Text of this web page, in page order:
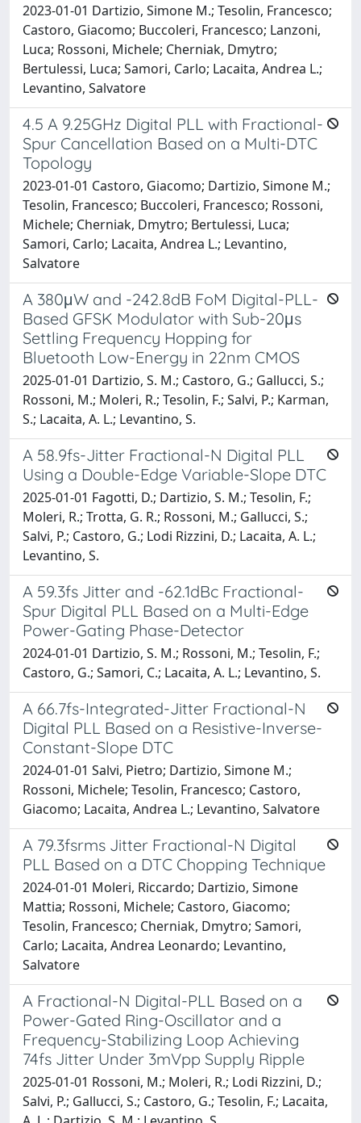
2023-01-01 Dartizio, Simone M.; Tesolin, Francesco;
Castoro, Giacomo; Buccoleri, Francesco; Lanzoni,
Luca; Rossoni, Michele; Cherniak, Dmytro;
Bertulessi, Luca; Samori, Carlo; Lacaita, Andrea L.;
Levantino, Salvatore
4.5 A 9.25GHz Digital PLL with Fractional-
Spur Cancellation Based on a Multi-DTC
Topology
2023-01-01 Castoro, Giacomo; Dartizio, Simone M.;
Tesolin, Francesco; Buccoleri, Francesco; Rossoni,
Michele; Cherniak, Dmytro; Bertulessi, Luca;
Samori, Carlo; Lacaita, Andrea L.; Levantino,
Salvatore
A 380μW and -242.8dB FoM Digital-PLL-
Based GFSK Modulator with Sub-20μs
Settling Frequency Hopping for
Bluetooth Low-Energy in 22nm CMOS
2025-01-01 Dartizio, S. M.; Castoro, G.; Gallucci, S.;
Rossoni, M.; Moleri, R.; Tesolin, F.; Salvi, P.; Karman,
S.; Lacaita, A. L.; Levantino, S.
A 58.9fs-Jitter Fractional-N Digital PLL
Using a Double-Edge Variable-Slope DTC
2025-01-01 Fagotti, D.; Dartizio, S. M.; Tesolin, F.;
Moleri, R.; Trotta, G. R.; Rossoni, M.; Gallucci, S.;
Salvi, P.; Castoro, G.; Lodi Rizzini, D.; Lacaita, A. L.;
Levantino, S.
A 59.3fs Jitter and -62.1dBc Fractional-
Spur Digital PLL Based on a Multi-Edge
Power-Gating Phase-Detector
2024-01-01 Dartizio, S. M.; Rossoni, M.; Tesolin, F.;
Castoro, G.; Samori, C.; Lacaita, A. L.; Levantino, S.
A 66.7fs-Integrated-Jitter Fractional-N
Digital PLL Based on a Resistive-Inverse-
Constant-Slope DTC
2024-01-01 Salvi, Pietro; Dartizio, Simone M.;
Rossoni, Michele; Tesolin, Francesco; Castoro,
Giacomo; Lacaita, Andrea L.; Levantino, Salvatore
A 79.3fsrms Jitter Fractional-N Digital
PLL Based on a DTC Chopping Technique
2024-01-01 Moleri, Riccardo; Dartizio, Simone
Mattia; Rossoni, Michele; Castoro, Giacomo;
Tesolin, Francesco; Cherniak, Dmytro; Samori,
Carlo; Lacaita, Andrea Leonardo; Levantino,
Salvatore
A Fractional-N Digital-PLL Based on a
Power-Gated Ring-Oscillator and a
Frequency-Stabilizing Loop Achieving
74fs Jitter Under 3mVpp Supply Ripple
2025-01-01 Rossoni, M.; Moleri, R.; Lodi Rizzini, D.;
Salvi, P.; Gallucci, S.; Castoro, G.; Tesolin, F.; Lacaita,